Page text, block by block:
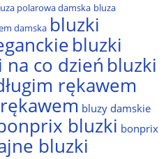
polarowa damska bluza
damska bluzki
bluzki
na co dzień bluzki
rękawem
bluzy damskie
bluzki bonprix
bluzki